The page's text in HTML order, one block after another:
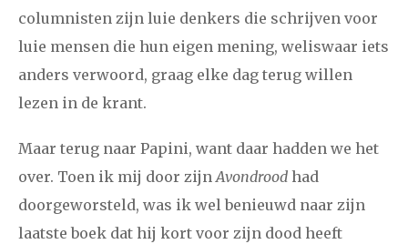
december
januari februari maart april mei juni juli
december
januari februari maart april mei juni juli
columnisten zijn luie denkers die schrijven voor
luie mensen die hun eigen mening, weliswaar iets
anders verwoord, graag elke dag terug willen
lezen in de krant.
Maar terug naar Papini, want daar hadden we het
over. Toen ik mij door zijn Avondrood had
doorgeworsteld, was ik wel benieuwd naar zijn
laatste boek dat hij kort voor zijn dood heeft